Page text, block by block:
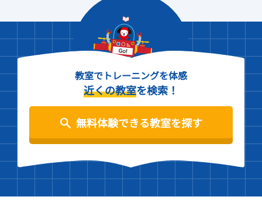
教室でトレーニングを体感
近くの教室を検索！
無料体験できる教室を探す